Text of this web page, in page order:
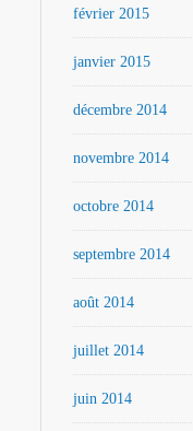
février 2015
janvier 2015
décembre 2014
novembre 2014
octobre 2014
septembre 2014
août 2014
juillet 2014
juin 2014